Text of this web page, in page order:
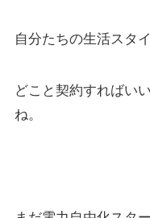
自分たちの生活スタ
どこと契約すればい
ね。